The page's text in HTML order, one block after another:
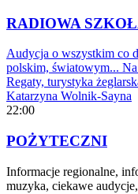
RADIOWA
Audycja o wszystkim co
polskim, światowym...
Regaty, turystyka
Katarzyna Wolnik-Sayna
22:00
POŻYTECZNI
Informacje regionalne,
muzyka, ciekawe